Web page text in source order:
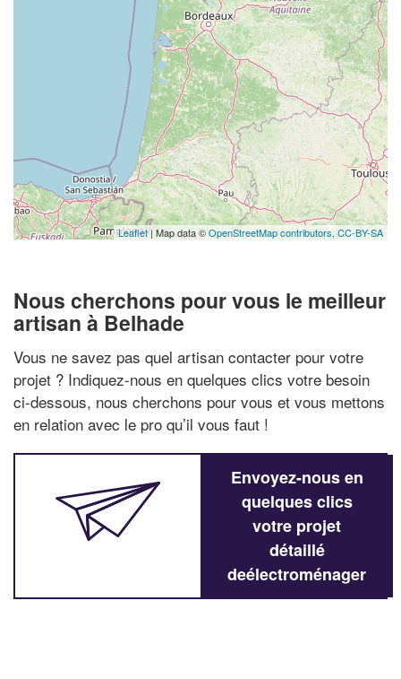
Leaflet| Map data ©OpenStreetMap contributors, CC-BY-SA
Nous cherchons pour vous le meilleur
artisan à Belhade
Vous ne savez pas quel artisan contacter pour votre
projet ? Indiquez-nous en quelques clics votre besoin
ci-dessous, nous cherchons pour vous et vous mettons
en relation avec le pro qu’il vous faut !
Envoyez-nous en
quelques clics
votre projet
détaillé
deélectroménager